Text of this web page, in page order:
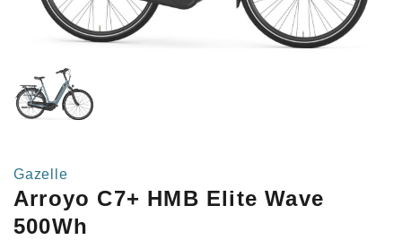
Gazelle
Arroyo C7+ HMB Elite Wave
500Wh